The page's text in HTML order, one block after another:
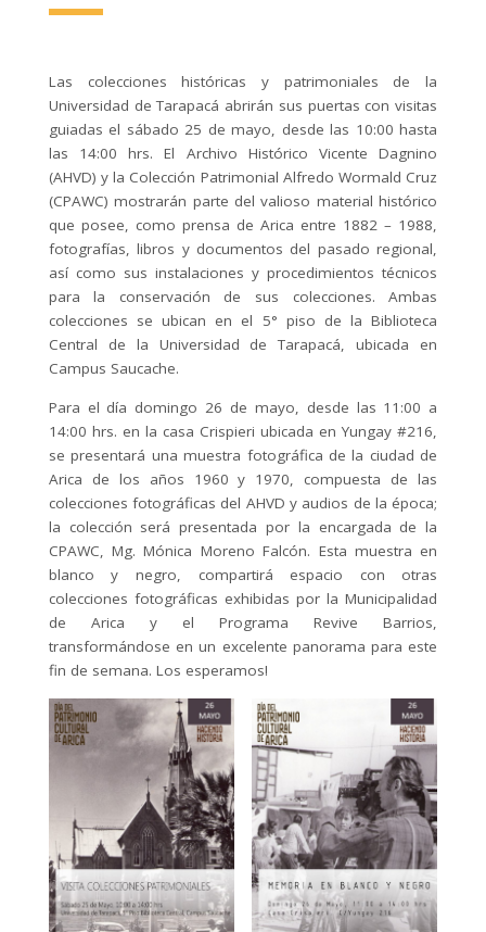
Las colecciones históricas y patrimoniales de la
Universidad de Tarapacá abrirán sus puertas con visitas
guiadas el sábado 25 de mayo, desde las 10:00 hasta
las 14:00 hrs. El Archivo Histórico Vicente Dagnino
(AHVD) y la Colección Patrimonial Alfredo Wormald Cruz
(CPAWC) mostrarán parte del valioso material histórico
que posee, como prensa de Arica entre 1882 – 1988,
fotografías, libros y documentos del pasado regional,
así como sus instalaciones y procedimientos técnicos
para la conservación de sus colecciones. Ambas
colecciones se ubican en el 5° piso de la Biblioteca
Central de la Universidad de Tarapacá, ubicada en
Campus Saucache.
Para el día domingo 26 de mayo, desde las 11:00 a
14:00 hrs. en la casa Crispieri ubicada en Yungay #216,
se presentará una muestra fotográfica de la ciudad de
Arica de los años 1960 y 1970, compuesta de las
colecciones fotográficas del AHVD y audios de la época;
la colección será presentada por la encargada de la
CPAWC, Mg. Mónica Moreno Falcón. Esta muestra en
blanco y negro, compartirá espacio con otras
colecciones fotográficas exhibidas por la Municipalidad
de Arica y el Programa Revive Barrios,
transformándose en un excelente panorama para este
fin de semana. Los esperamos!